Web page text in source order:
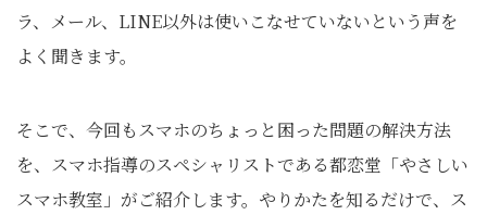
ラ、メール、LINE以外は使いこなせていないという声を
よく聞きます。
そこで、今回もスマホのちょっと困った問題の解決方法
を、スマホ指導のスペシャリストである都恋堂「やさしい
スマホ教室」がご紹介します。やりかたを知るだけで、ス